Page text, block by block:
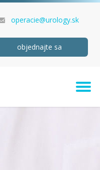
operacie@urology.sk
objednajte sa